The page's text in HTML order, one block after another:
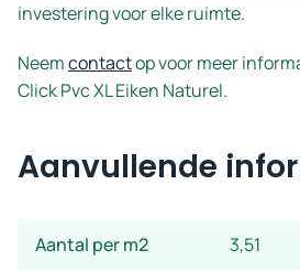
investering voor elke ruimte.
Neemcontactop voor meer
Click Pvc XL Eiken Naturel.
Aanvullende
Aantal per m2 3,51